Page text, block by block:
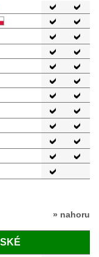
» nahoru